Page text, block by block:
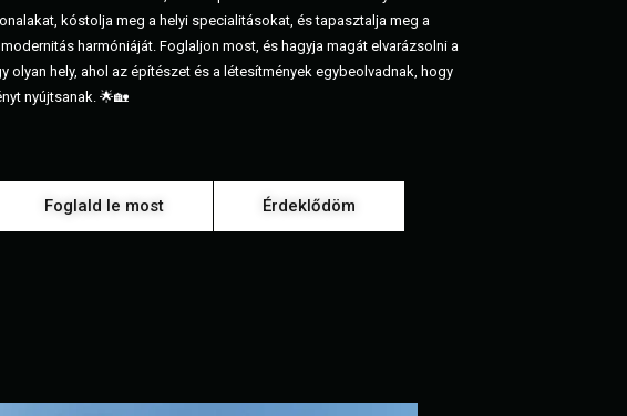
kóstolja meg a helyi specialitásokat, és tapasztalja meg a
harmóniáját. Foglaljon most, és hagyja magát elvarázsolni a
olyan hely, ahol az építészet és a létesítmények egybeolvadnak, hogy
nyújtsanak. 🌟🏡
Foglald le most Érdeklődöm